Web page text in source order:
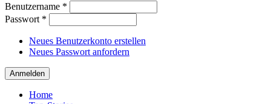
Benutzername *
Passwort *
Neues Benutzerkonto erstellen
Neues Passwort anfordern
Home